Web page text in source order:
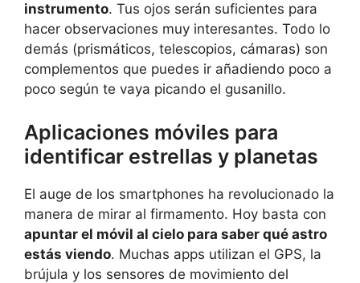
instrumento. Tus ojos serán suficientes para
hacer observaciones muy interesantes. Todo lo
demás (prismáticos, telescopios, cámaras) son
complementos que puedes ir añadiendo poco a
poco según te vaya picando el gusanillo.
Aplicaciones móviles para
identificar estrellas y planetas
El auge de los smartphones ha revolucionado la
manera de mirar al firmamento. Hoy basta con
apuntar el móvil al cielo para saber qué astro
estás viendo. Muchas apps utilizan el GPS, la
brújula y los sensores de movimiento del